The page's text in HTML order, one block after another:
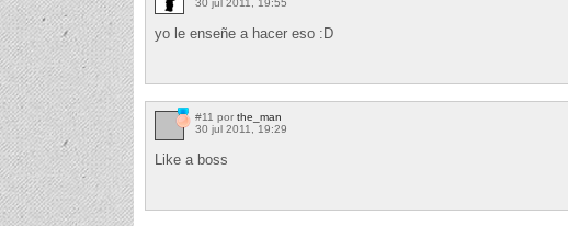
yo le enseñe a hacer eso :D
#11 por the_man
30 jul 2011, 19:29
Like a boss